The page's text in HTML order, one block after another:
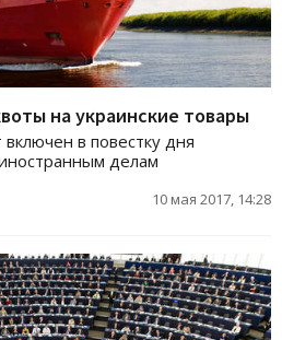
на украинские товары
в повестку дня
делам
10 мая 2017, 14:28